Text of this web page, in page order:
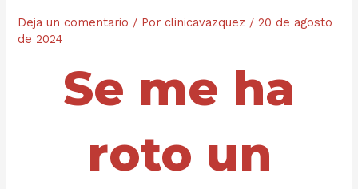
Deja un comentario / Porclinicavazquez /20 de agosto
de 2024
Se me ha
roto un